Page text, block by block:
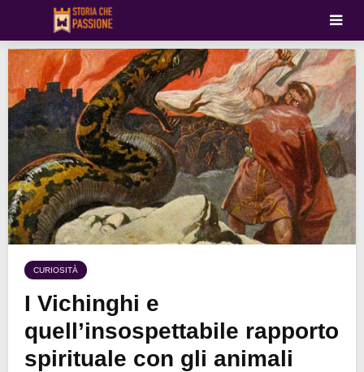
CURIOSITÀ
I Vichinghi e
quell’insospettabile rapporto
spirituale con gli animali